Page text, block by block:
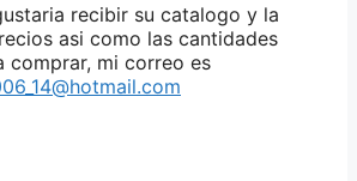
recibir su catalogo y la
asi como las cantidades
comprar, mi correo es